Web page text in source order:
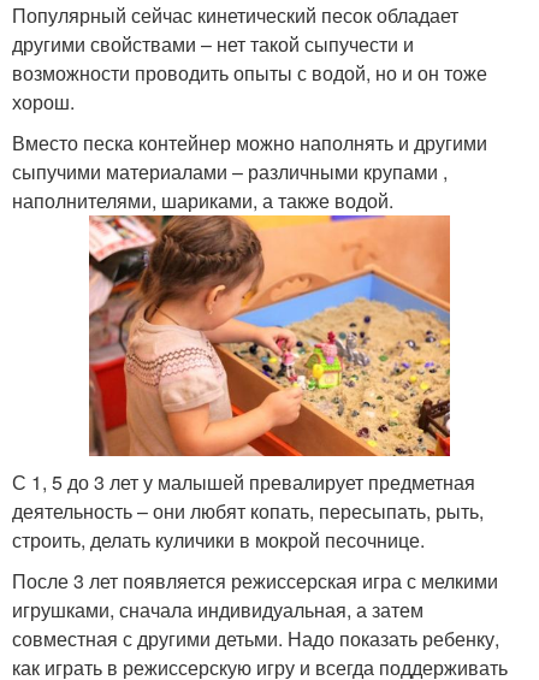
Популярный сейчас кинетический песок обладает
другими свойствами – нет такой сыпучести и
возможности проводить опыты с водой, но и он тоже
хорош.
Вместо песка контейнер можно наполнять и другими
сыпучими материалами – различными крупами ,
наполнителями, шариками, а также водой.
С 1, 5 до 3 лет у малышей превалирует предметная
деятельность – они любят копать, пересыпать, рыть,
строить, делать куличики в мокрой песочнице.
После 3 лет появляется режиссерская игра с мелкими
игрушками, сначала индивидуальная, а затем
совместная с другими детьми. Надо показать ребенку,
как играть в режиссерскую игру и всегда поддерживать